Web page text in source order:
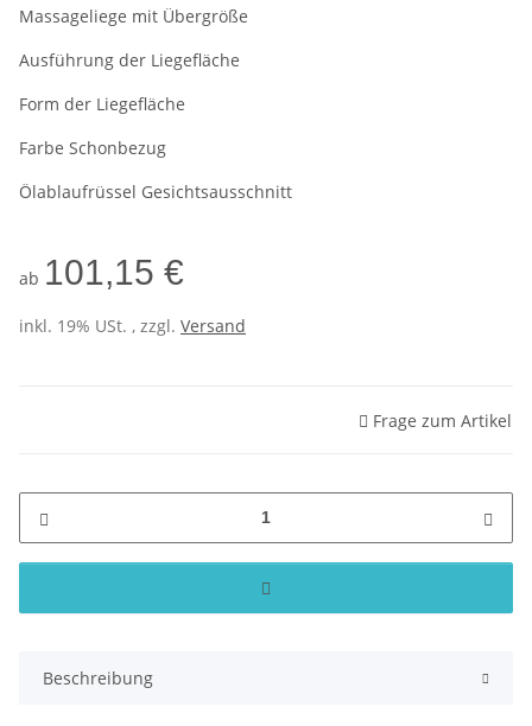
Massageliege mit Übergröße
Ausführung der Liegefläche
Form der Liegefläche
Farbe Schonbezug
Ölablaufrüssel Gesichtsausschnitt
ab 101,15 €
inkl. 19% USt. , zzgl. Versand
Frage zum Artikel
Beschreibung